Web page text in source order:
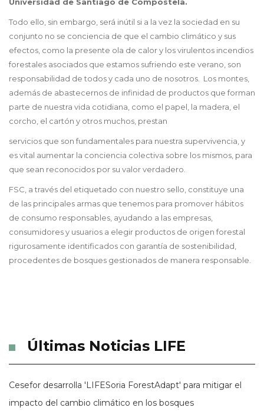
Todo ello, sin embargo, será inútil si a la vez la sociedad en su
conjunto no se conciencia de que el cambio climático y sus
efectos, como la presente ola de calor y los virulentos incendios
forestales asociados que estamos sufriendo este verano, son
responsabilidad de todos y cada uno de nosotros. Los montes,
además de abastecernos de infinidad de productos que forman
parte de nuestra vida cotidiana, como el papel, la madera, el
corcho, el cartón y otros muchos, prestan
servicios que son fundamentales para nuestra supervivencia, y
es vital aumentar la conciencia colectiva sobre los mismos, para
que sean reconocidos por su valor verdadero.
FSC, a través del etiquetado con nuestro sello, constituye una
de las principales armas que tenemos para promover hábitos
de consumo responsables, ayudando a las empresas,
consumidores y usuarios a elegir productos de origen forestal
rigurosamente identificados con garantía de sostenibilidad,
procedentes de bosques gestionados de manera responsable.
Últimas Noticias LIFE
Cesefor desarrolla 'LIFESoria ForestAdapt' para mitigar el
impacto del cambio climático en los bosques